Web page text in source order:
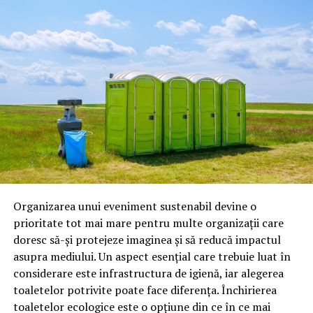
uleiuri pentru motoare pe benzină;
uleiuri pentru motoare diesel;
uleiuri pentru transmisii;
lichide de frână;
antigel;
lubrifianți industriali;
produse speciale pentru competiții.
Astăzi, brandul este apreciat în special pentru
tehnologiile proprii și pentru numărul mare de aprobări
OEM.
Ce înseamnă Ravenol VMP?
DenumireaVMPidentifică o gamă de uleiuri dezvoltate
pentru motoare moderne care necesită performanțe
ridicate și compatibilitate cu numeroase specificații ale
Organizarea unui eveniment sustenabil devine o
prioritate tot mai mare pentru multe organizații care
doresc să-și protejeze imaginea și să reducă impactul
asupra mediului. Un aspect esențial care trebuie luat în
considerare este infrastructura de igienă, iar alegerea
toaletelor potrivite poate face diferența. Închirierea
toaletelor ecologice este o opțiune din ce în ce mai